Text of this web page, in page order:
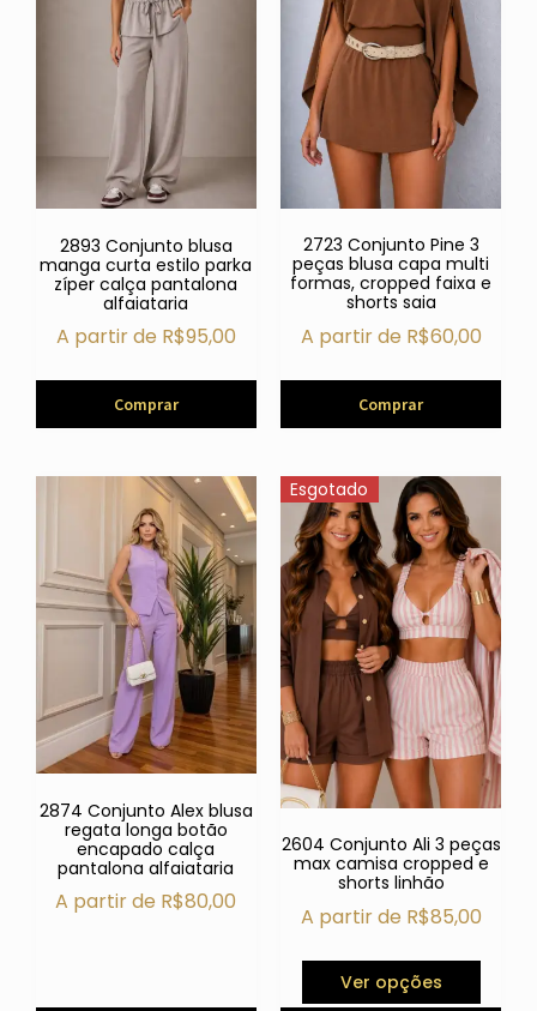
2893 Conjunto blusa
manga curta estilo parka
zíper calça pantalona
alfaiataria
A partir de R$95,00
Comprar
2723 Conjunto Pine 3
peças blusa capa multi
formas, cropped faixa e
shorts saia
A partir de R$60,00
Comprar
2874 Conjunto Alex blusa
regata longa botão
encapado calça
pantalona alfaiataria
A partir de R$80,00
Esgotado
2604 Conjunto Ali 3 peças
max camisa cropped e
shorts linhão
A partir de R$85,00
Ver opções